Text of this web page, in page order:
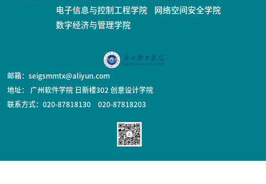
电子信息与控制工程学院
网络空间安全学院
数字经济与管理学院
邮箱：seigsmmtx@aliyun.com
地址： 广州软件学院 日新楼302 创意设计学院
联系方式：020-87818130 020-87818203